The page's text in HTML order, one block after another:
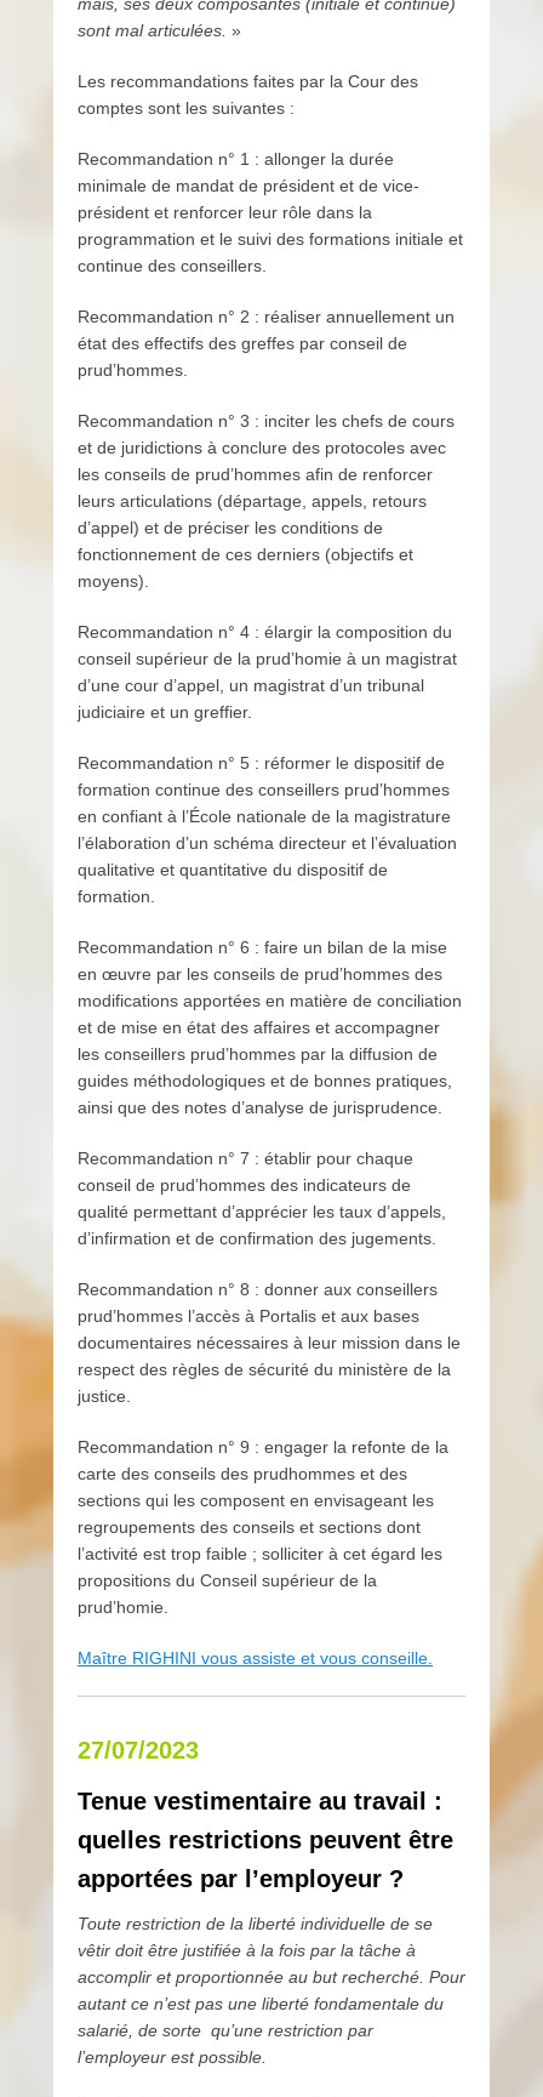
sont mal articulées. »
Les recommandations faites par la Cour des
comptes sont les suivantes :
Recommandation n° 1 : allonger la durée
minimale de mandat de président et de vice-
président et renforcer leur rôle dans la
programmation et le suivi des formations initiale et
continue des conseillers.
Recommandation n° 2 : réaliser annuellement un
état des effectifs des greffes par conseil de
prud’hommes.
Recommandation n° 3 : inciter les chefs de cours
et de juridictions à conclure des protocoles avec
les conseils de prud’hommes afin de renforcer
leurs articulations (départage, appels, retours
d’appel) et de préciser les conditions de
fonctionnement de ces derniers (objectifs et
moyens).
Recommandation n° 4 : élargir la composition du
conseil supérieur de la prud’homie à un magistrat
d’une cour d’appel, un magistrat d’un tribunal
judiciaire et un greffier.
Recommandation n° 5 : réformer le dispositif de
formation continue des conseillers prud’hommes
en confiant à l’École nationale de la magistrature
l’élaboration d’un schéma directeur et l’évaluation
qualitative et quantitative du dispositif de
formation.
Recommandation n° 6 : faire un bilan de la mise
en œuvre par les conseils de prud’hommes des
modifications apportées en matière de conciliation
et de mise en état des affaires et accompagner
les conseillers prud’hommes par la diffusion de
guides méthodologiques et de bonnes pratiques,
ainsi que des notes d’analyse de jurisprudence.
Recommandation n° 7 : établir pour chaque
conseil de prud’hommes des indicateurs de
qualité permettant d’apprécier les taux d’appels,
d’infirmation et de confirmation des jugements.
Recommandation n° 8 : donner aux conseillers
prud’hommes l’accès à Portalis et aux bases
documentaires nécessaires à leur mission dans le
respect des règles de sécurité du ministère de la
justice.
Recommandation n° 9 : engager la refonte de la
carte des conseils des prudhommes et des
sections qui les composent en envisageant les
regroupements des conseils et sections dont
l’activité est trop faible ; solliciter à cet égard les
propositions du Conseil supérieur de la
prud’homie.
Maître RIGHINI vous assiste et vous conseille.
27/07/2023
Tenue vestimentaire au travail :
quelles restrictions peuvent être
apportées par l’employeur ?
Toute restriction de la liberté individuelle de se
vêtir doit être justifiée à la fois par la tâche à
accomplir et proportionnée au but recherché. Pour
autant ce n’est pas une liberté fondamentale du
salarié, de sorte qu’une restriction par
l’employeur est possible.